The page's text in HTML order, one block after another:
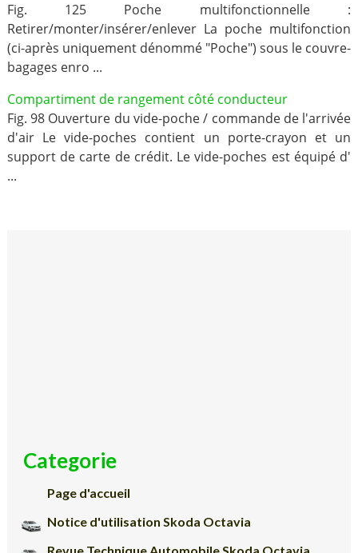
Fig. 125 Poche multifonctionnelle :
Retirer/monter/insérer/enlever La poche multifonction
(ci-après uniquement dénommé "Poche") sous le couvre-
bagages enro ...
Compartiment de rangement côté conducteur
Fig. 98 Ouverture du vide-poche / commande de l'arrivée
d'air Le vide-poches contient un porte-crayon et un
support de carte de crédit. Le vide-poches est équipé d'
...
Categorie
Page d'accueil
Notice d'utilisation Skoda Octavia